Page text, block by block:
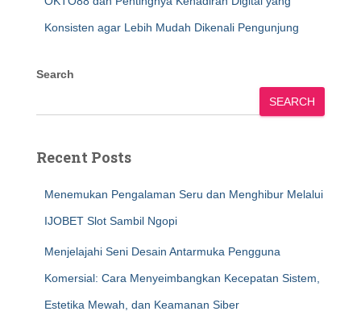
Konsisten agar Lebih Mudah Dikenali Pengunjung
Search
SEARCH
Recent Posts
Menemukan Pengalaman Seru dan Menghibur Melalui
IJOBET Slot Sambil Ngopi
Menjelajahi Seni Desain Antarmuka Pengguna
Komersial: Cara Menyeimbangkan Kecepatan Sistem,
Estetika Mewah, dan Keamanan Siber